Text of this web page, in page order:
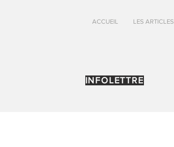
ACCUEIL LES ARTICLES
INFOLETTRE